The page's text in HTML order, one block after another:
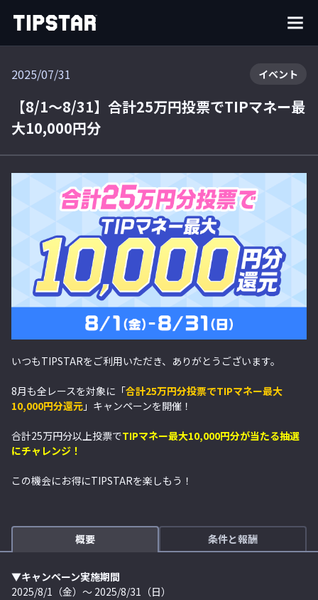
2025/07/31 イベント
【8/1～8/31】合計25万円投票でTIPマネー最
大10,000円分
いつもTIPSTARをご利用いただき、ありがとうございます。
8月も全レースを対象に「合計25万円分投票でTIPマネー最大
10,000円分還元 」キャンペーンを開催！
合計25万円分以上投票でTIPマネー最大10,000円分が当たる抽選
にチャレンジ ！
この機会にお得にTIPSTARを楽しもう！
概要 条件と報酬
▼キャンペーン実施期間
2025/8/1（金）～ 2025/8/31（日）